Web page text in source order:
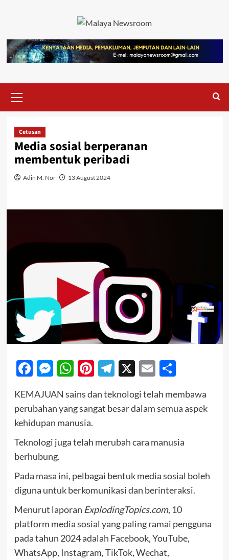
Cetusan
Media sosial berperanan
membentuk peribadi
Adin M. Nor 13 August 2024
Facebook
Messenger
WhatsApp
Pinterest
Telegram
X EmailShare
KEMAJUAN sains dan teknologi telah membawa
perubahan yang sangat besar dalam semua aspek
kehidupan manusia.
Teknologi juga telah merubah cara manusia
berhubung.
Pada masa ini, pelbagai bentuk media sosial boleh
diguna untuk berkomunikasi dan berinteraksi.
Menurut laporan ExplodingTopics.com, 10
platform media sosial yang paling ramai pengguna
pada tahun 2024 adalah Facebook, YouTube,
WhatsApp, Instagram, TikTok, Wechat,